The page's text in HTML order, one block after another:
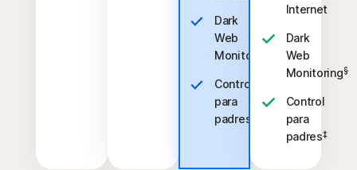
Dark
Web
Monitoring
Control
para
padres
Internet
Dark
Web
Monitoring§
Control
para
padres‡